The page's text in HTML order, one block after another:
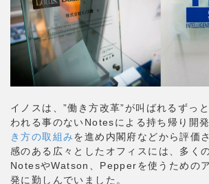
イノスは、”働き方改革”が叫ばれるずっ
われる事のないNotesによる持ち帰り開
き方の取組みを進め内閣府などから評価
感のある広々としたオフィスには、多く
NotesやWatson、Pepperを使うための
発に勤しんでいました。